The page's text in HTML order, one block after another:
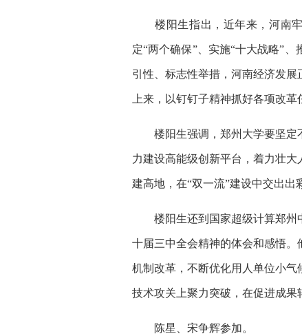
楼阳生指出，近年来，河南牢
定“两个确保”、实施“十大战略”
引性、标志性举措，河南经济发
上来，以钉钉子精神抓好各项改
楼阳生强调，郑州大学要坚定不
力建设高能级创新平台，着力壮大
建高地，在“双一流”建设中交出出
楼阳生还到国家超级计算郑州中
十届三中全会精神的体会和感悟
机制改革，不断优化用人单位小
技术攻关上聚力突破，在促进成果
陈星、宋争辉参加。